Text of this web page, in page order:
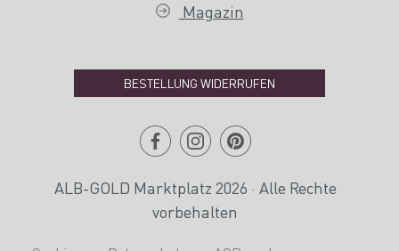
Magazin
BESTELLUNG WIDERRUFEN
ALB-GOLD Marktplatz 2026 · Alle Rechte
vorbehalten